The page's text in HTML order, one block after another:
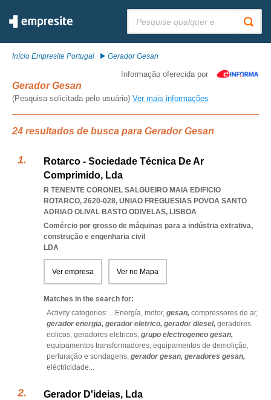
Início Empresite Portugal Gerador Gesan
Informação oferecida por
Gerador Gesan
(Pesquisa solicitada pelo usuário) Ver mais informações
24 resultados de busca para Gerador Gesan
Rotarco - Sociedade Técnica De Ar
Comprimido, Lda
R TENENTE CORONEL SALGUEIRO MAIA EDIFICIO
ROTARCO, 2620-028, UNIAO FREGUESIAS POVOA SANTO
ADRIAO OLIVAL BASTO ODIVELAS, LISBOA
Comércio por grosso de máquinas para a indústria extrativa,
construção e engenharia civil
LDA
Ver empresa Ver no Mapa
Matches in the search for:
Activity categories: ...Energía, motor, gesan, compressores de ar,
gerador energia, gerador eletrico, gerador diesel, geradores
eolicos, geradores eletricos, grupo electrogeneo gesan,
equipamentos transformadores, equipamentos de demolição,
perfuração e sondagens, gerador gesan, geradores gesan,
eléctricidade...
Gerador D'ideias, Lda